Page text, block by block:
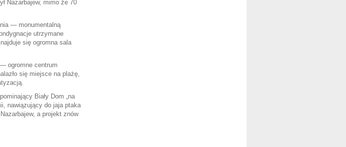
Nazarbajew, mimo że 70
— monumentalną
utrzymane
się ogromna sala
ogromne centrum
się miejsce na plażę,
Biały Dom „na
nawiązujący do jaja ptaka
a projekt znów